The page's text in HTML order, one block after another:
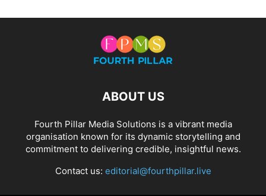
ABOUT US
Fourth Pillar Media Solutions is a vibrant media
organisation known for its dynamic storytelling and
commitment to delivering credible, insightful news.
Contact us: editorial@fourthpillar.live